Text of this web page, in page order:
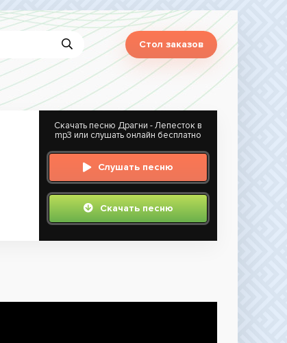
Стол заказов
Скачать песню Драгни - Лепесток в
mp3 или слушать онлайн бесплатно
Слушать песню
Скачать песню